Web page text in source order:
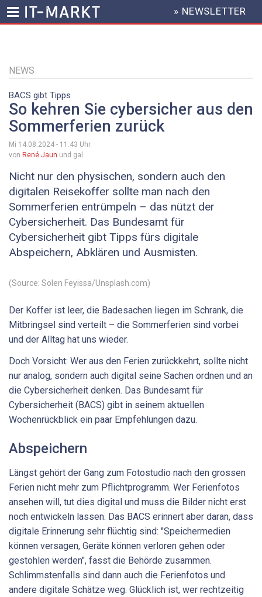
Inhalt
HEADER
MENU
» NEWSLETTER
NEWS
BACS gibt Tipps
So kehren Sie cybersicher aus den
Sommerferien zurück
Mi 14.08.2024 - 11:43 Uhr
von René Jaun und gal
Nicht nur den physischen, sondern auch den
digitalen Reisekoffer sollte man nach den
Sommerferien entrümpeln – das nützt der
Cybersicherheit. Das Bundesamt für
Cybersicherheit gibt Tipps fürs digitale
Abspeichern, Abklären und Ausmisten.
(Source: Solen Feyissa/Unsplash.com)
Der Koffer ist leer, die Badesachen liegen im Schrank, die
Mitbringsel sind verteilt – die Sommerferien sind vorbei
und der Alltag hat uns wieder.
Doch Vorsicht: Wer aus den Ferien zurückkehrt, sollte nicht
nur analog, sondern auch digital seine Sachen ordnen und an
die Cybersicherheit denken. Das Bundesamt für
Cybersicherheit (BACS) gibt in seinem aktuellen
Wochenrückblick ein paar Empfehlungen dazu.
Abspeichern
Längst gehört der Gang zum Fotostudio nach den grossen
Ferien nicht mehr zum Pflichtprogramm. Wer Ferienfotos
ansehen will, tut dies digital und muss die Bilder nicht erst
noch entwickeln lassen. Das BACS erinnert aber daran, dass
digitale Erinnerung sehr flüchtig sind: "Speichermedien
können versagen, Geräte können verloren gehen oder
gestohlen werden", fasst die Behörde zusammen.
Schlimmstenfalls sind dann auch die Ferienfotos und
andere digitale Schätze weg. Glücklich ist, wer rechtzeitig